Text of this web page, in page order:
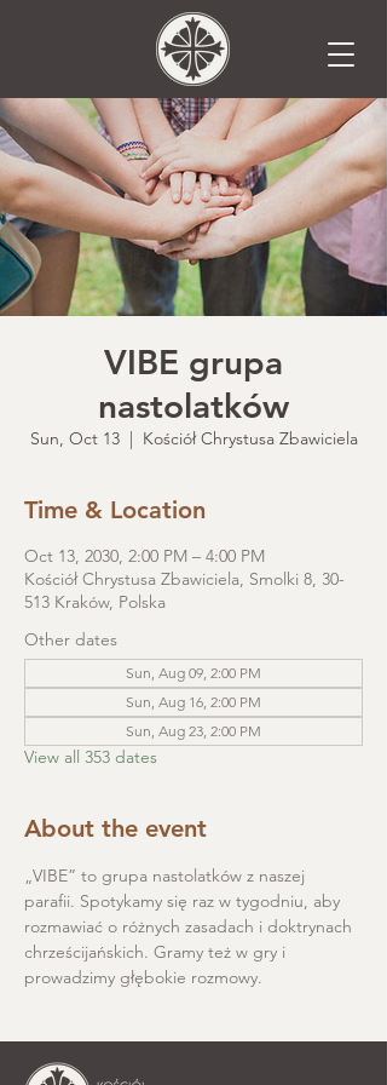
VIBE grupa
nastolatków
Sun, Oct 13
  |
Kościół Chrystusa Zbawiciela
Time & Location
Oct 13, 2030, 2:00 PM – 4:00 PM
Kościół Chrystusa Zbawiciela, Smolki 8, 30-
513 Kraków, Polska
Other dates
Sun, Aug 09, 2:00 PM
Sun, Aug 16, 2:00 PM
Sun, Aug 23, 2:00 PM
View all 353 dates
About the event
„VIBE” to grupa nastolatków z naszej
parafii. Spotykamy się raz w tygodniu, aby
rozmawiać o różnych zasadach i doktrynach
chrześcijańskich. Gramy też w gry i
prowadzimy głębokie rozmowy.